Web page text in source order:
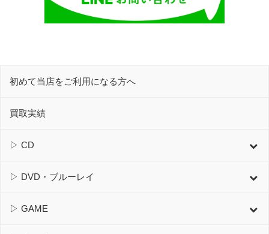
初めて当店をご利用になる方へ
買取実績
▷ CD
▷ DVD・ブルーレイ
▷ GAME